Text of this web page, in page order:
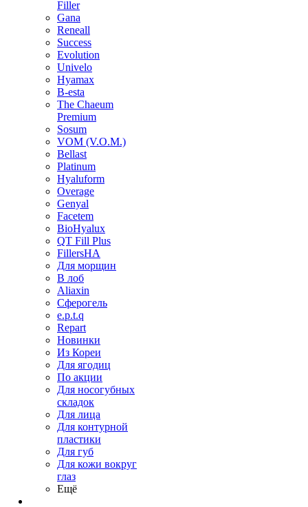
Filler
Gana
Reneall
Success
Evolution
Univelo
Hyamax
B-esta
The Chaeum
Premium
Sosum
VOM (V.O.M.)
Bellast
Platinum
Hyaluform
Overage
Genyal
Facetem
BioHyalux
QT Fill Plus
FillersHA
Для морщин
В лоб
Aliaxin
Сферогель
e.p.t.q
Repart
Новинки
Из Кореи
Для ягодиц
По акции
Для носогубных
складок
Для лица
Для контурной
пластики
Для губ
Для кожи вокруг
глаз
Ещё